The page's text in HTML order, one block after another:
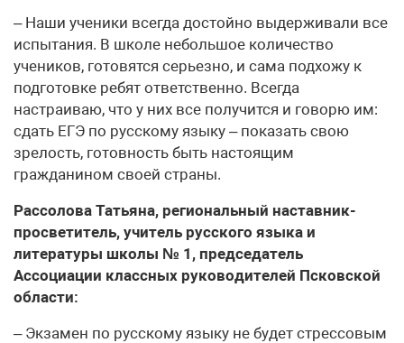
– Наши ученики всегда достойно выдерживали все
испытания. В школе небольшое количество
учеников, готовятся серьезно, и сама подхожу к
подготовке ребят ответственно. Всегда
настраиваю, что у них все получится и говорю им:
сдать ЕГЭ по русскому языку – показать свою
зрелость, готовность быть настоящим
гражданином своей страны.
Рассолова Татьяна, региональный наставник-
просветитель, учитель русского языка и
литературы школы № 1, председатель
Ассоциации классных руководителей Псковской
области:
– Экзамен по русскому языку не будет стрессовым